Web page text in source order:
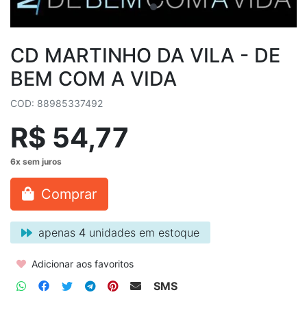
CD MARTINHO DA VILA - DE
BEM COM A VIDA
COD: 88985337492
R$ 54,77
Comprar
apenas 4 unidades em estoque
Adicionar aos favoritos
SMS